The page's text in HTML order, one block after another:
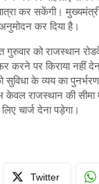
कर सकेंगी।
कर दिया है।
गुरुवार को राजस्थान
करने पर किराया नहीं
सुविधा के व्यय का
राजस्थान की सीमा
चार्ज देना पड़ेगा।
Twitter